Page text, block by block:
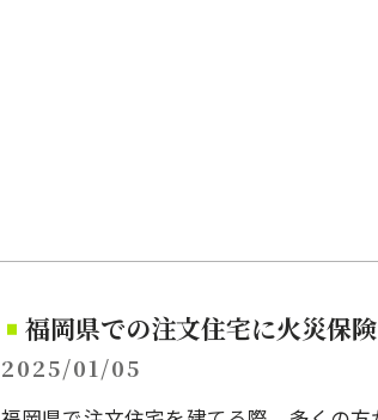
福岡県での注文住宅に火災保
2025/01/05